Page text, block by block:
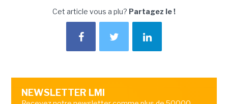
Cet article vous a plu? Partagez le !
NEWSLETTER LMI